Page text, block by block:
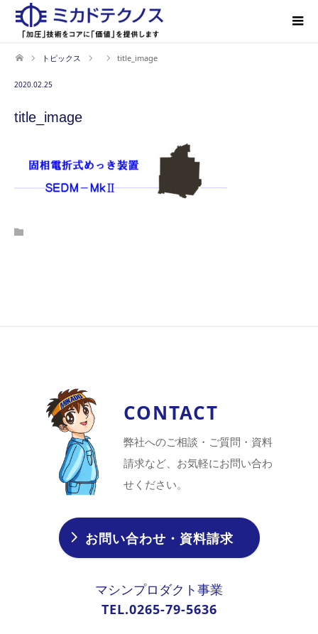
トピックス title_image
2020.02.25
title_image
CONTACT
弊社へのご相談・ご質問・資料
請求など、お気軽にお問い合わ
せください。
お問い合わせ・資料請求
マシンプロダクト事業
TEL.0265-79-5636